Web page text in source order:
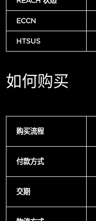
ECCN
HTSUS
如何购买
购买流程
付款方式
交期